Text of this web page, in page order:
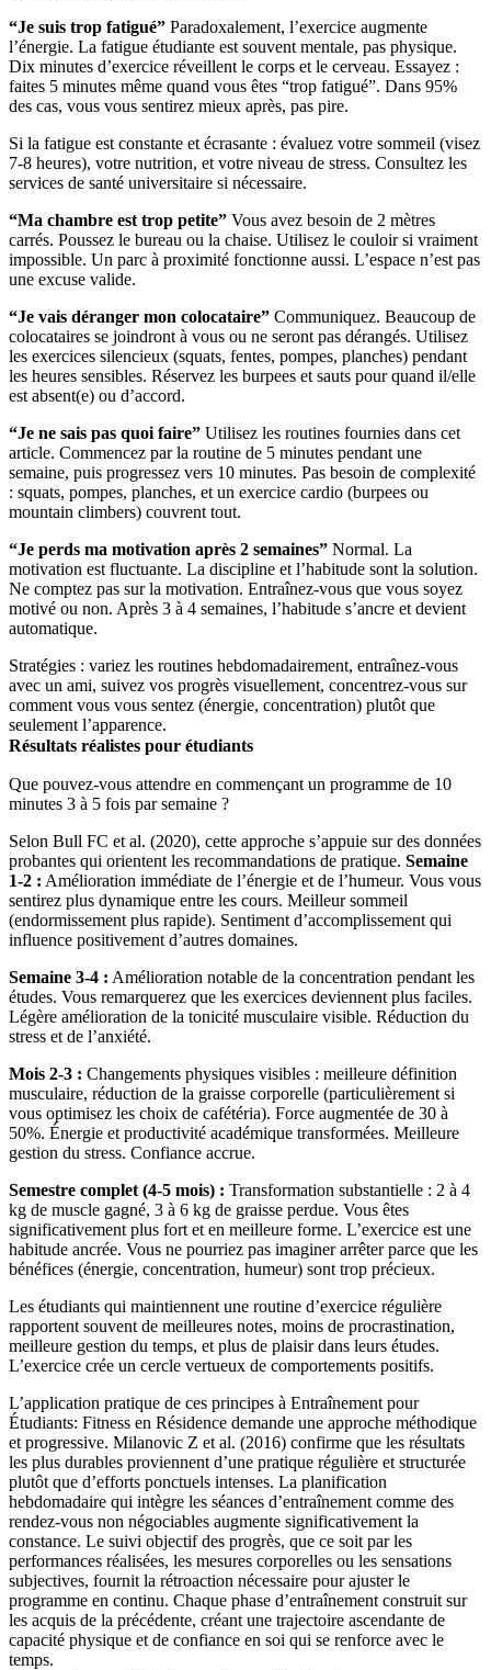
“Je suis trop fatigué” Paradoxalement, l’exercice augmente
l’énergie. La fatigue étudiante est souvent mentale, pas physique.
Dix minutes d’exercice réveillent le corps et le cerveau. Essayez :
faites 5 minutes même quand vous êtes “trop fatigué”. Dans 95%
des cas, vous vous sentirez mieux après, pas pire.
Si la fatigue est constante et écrasante : évaluez votre sommeil (visez
7-8 heures), votre nutrition, et votre niveau de stress. Consultez les
services de santé universitaire si nécessaire.
“Ma chambre est trop petite” Vous avez besoin de 2 mètres
carrés. Poussez le bureau ou la chaise. Utilisez le couloir si vraiment
impossible. Un parc à proximité fonctionne aussi. L’espace n’est pas
une excuse valide.
“Je vais déranger mon colocataire” Communiquez. Beaucoup de
colocataires se joindront à vous ou ne seront pas dérangés. Utilisez
les exercices silencieux (squats, fentes, pompes, planches) pendant
les heures sensibles. Réservez les burpees et sauts pour quand il/elle
est absent(e) ou d’accord.
“Je ne sais pas quoi faire” Utilisez les routines fournies dans cet
article. Commencez par la routine de 5 minutes pendant une
semaine, puis progressez vers 10 minutes. Pas besoin de complexité
: squats, pompes, planches, et un exercice cardio (burpees ou
mountain climbers) couvrent tout.
“Je perds ma motivation après 2 semaines” Normal. La
motivation est fluctuante. La discipline et l’habitude sont la solution.
Ne comptez pas sur la motivation. Entraînez-vous que vous soyez
motivé ou non. Après 3 à 4 semaines, l’habitude s’ancre et devient
automatique.
Stratégies : variez les routines hebdomadairement, entraînez-vous
avec un ami, suivez vos progrès visuellement, concentrez-vous sur
comment vous vous sentez (énergie, concentration) plutôt que
seulement l’apparence.
Résultats réalistes pour étudiants
Que pouvez-vous attendre en commençant un programme de 10
minutes 3 à 5 fois par semaine ?
Selon Bull FC et al. (2020), cette approche s’appuie sur des données
probantes qui orientent les recommandations de pratique. Semaine
1-2 : Amélioration immédiate de l’énergie et de l’humeur. Vous vous
sentirez plus dynamique entre les cours. Meilleur sommeil
(endormissement plus rapide). Sentiment d’accomplissement qui
influence positivement d’autres domaines.
Semaine 3-4 : Amélioration notable de la concentration pendant les
études. Vous remarquerez que les exercices deviennent plus faciles.
Légère amélioration de la tonicité musculaire visible. Réduction du
stress et de l’anxiété.
Mois 2-3 : Changements physiques visibles : meilleure définition
musculaire, réduction de la graisse corporelle (particulièrement si
vous optimisez les choix de cafétéria). Force augmentée de 30 à
50%. Énergie et productivité académique transformées. Meilleure
gestion du stress. Confiance accrue.
Semestre complet (4-5 mois) : Transformation substantielle : 2 à 4
kg de muscle gagné, 3 à 6 kg de graisse perdue. Vous êtes
significativement plus fort et en meilleure forme. L’exercice est une
habitude ancrée. Vous ne pourriez pas imaginer arrêter parce que les
bénéfices (énergie, concentration, humeur) sont trop précieux.
Les étudiants qui maintiennent une routine d’exercice régulière
rapportent souvent de meilleures notes, moins de procrastination,
meilleure gestion du temps, et plus de plaisir dans leurs études.
L’exercice crée un cercle vertueux de comportements positifs.
L’application pratique de ces principes à Entraînement pour
Étudiants: Fitness en Résidence demande une approche méthodique
et progressive. Milanovic Z et al. (2016) confirme que les résultats
les plus durables proviennent d’une pratique régulière et structurée
plutôt que d’efforts ponctuels intenses. La planification
hebdomadaire qui intègre les séances d’entraînement comme des
rendez-vous non négociables augmente significativement la
constance. Le suivi objectif des progrès, que ce soit par les
performances réalisées, les mesures corporelles ou les sensations
subjectives, fournit la rétroaction nécessaire pour ajuster le
programme en continu. Chaque phase d’entraînement construit sur
les acquis de la précédente, créant une trajectoire ascendante de
capacité physique et de confiance en soi qui se renforce avec le
temps.